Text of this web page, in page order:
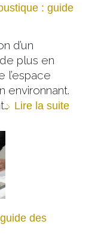
: guide
d’un
plus en
l’espace
environnant.
Lire la suite
des